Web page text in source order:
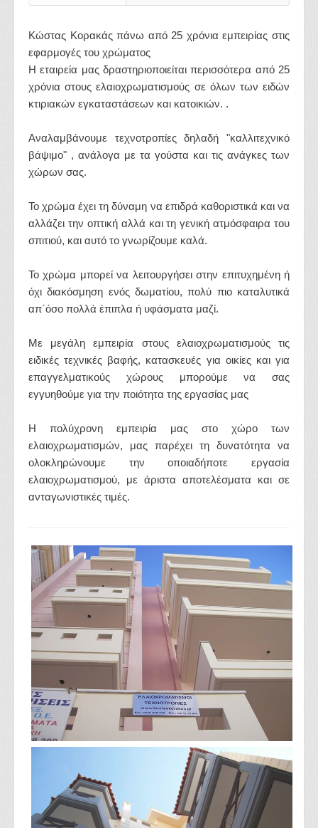
Κώστας Κορακάς πάνω από 25 χρόνια εμπειρίας στις
εφαρμογές του χρώματος
H εταιρεία μας δραστηριοποιείται περισσότερα από 25
χρόνια στους ελαιοχρωματισμούς σε όλων των ειδών
κτιριακών εγκαταστάσεων και κατοικιών. .
Αναλαμβάνουμε τεχνοτροπίες δηλαδή "καλλιτεχνικό
βάψιμο" , ανάλογα με τα γούστα και τις ανάγκες των
χώρων σας.
Το χρώμα έχει τη δύναμη να επιδρά καθοριστικά και να
αλλάζει την οπτική αλλά και τη γενική ατμόσφαιρα του
σπιτιού, και αυτό το γνωρίζουμε καλά.
Το χρώμα μπορεί να λειτουργήσει στην επιτυχημένη ή
όχι διακόσμηση ενός δωματίου, πολύ πιο καταλυτικά
απ΄όσο πολλά έπιπλα ή υφάσματα μαζί.
Με μεγάλη εμπειρία στους ελαιοχρωματισμούς τις
ειδικές τεχνικές βαφής, κατασκευές για οικίες και για
επαγγελματικούς χώρους μπορούμε να σας
εγγυηθούμε για την ποιότητα της εργασίας μας
Η πολύχρονη εμπειρία μας στο χώρο των
ελαιοχρωματισμών, μας παρέχει τη δυνατότητα να
ολοκληρώνουμε την οποιαδήποτε εργασία
ελαιοχρωματισμού, με άριστα αποτελέσματα και σε
ανταγωνιστικές τιμές.